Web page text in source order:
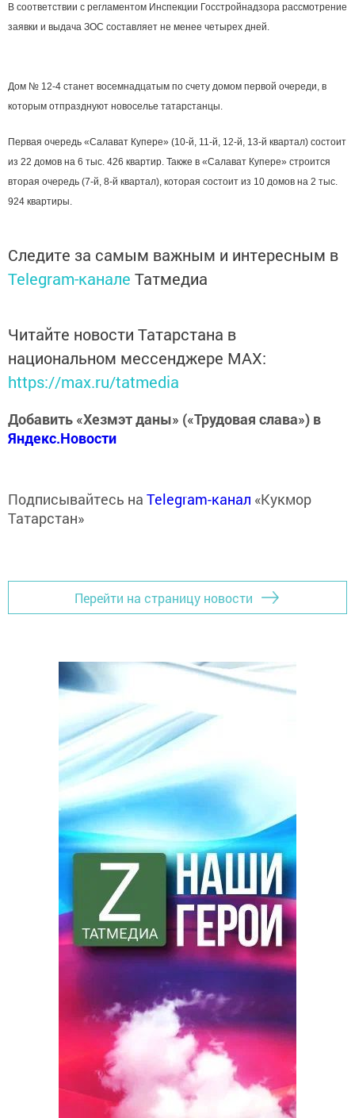
В соответствии с регламентом Инспекции Госстройнадзора рассмотрение
заявки и выдача ЗОС составляет не менее четырех дней.
Дом № 12-4 станет восемнадцатым по счету домом первой очереди, в
которым отпразднуют новоселье татарстанцы.
Первая очередь «Салават Купере» (10-й, 11-й, 12-й, 13-й квартал) состоит
из 22 домов на 6 тыс. 426 квартир. Также в «Салават Купере» строится
вторая очередь (7-й, 8-й квартал), которая состоит из 10 домов на 2 тыс.
924 квартиры.
Следите за самым важным и интересным в
Telegram-канале Татмедиа
Читайте новости Татарстана в
национальном мессенджере MАХ:
https://max.ru/tatmedia
Добавить «Хезмэт даны» («Трудовая слава») в
Яндекс.Новости
Подписывайтесь на Telegram-канал «Кукмор
Татарстан»
Перейти на страницу новости